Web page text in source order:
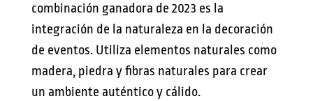
combinación ganadora de 2023 es la
integración de la naturaleza en la decoración
de eventos. Utiliza elementos naturales como
madera, piedra y fibras naturales para crear
un ambiente auténtico y cálido.